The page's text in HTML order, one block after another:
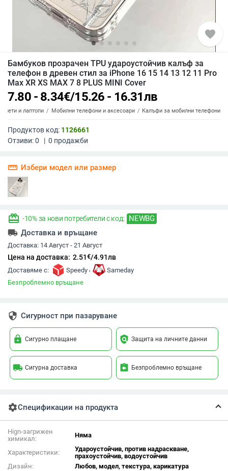
favorite
Бамбуков прозрачен TPU удароустойчив калъф за
телефон в древен стил за iPhone 16 15 14 13 12 11 Pro
Max XR XS MAX 7 8 PLUS MINI Cover
7.80 - 8.34€/15.26 - 16.31лв
и лаптопи Мобилни телефони и аксесоари Калъфи за мобилни телефони
Продуктов код: 1126661
Отзиви:0 | 0 продажби
straighten Избери модел или размер
redeem -10% за нови потребители с код: NEWBG
local_shipping Доставка и връщане
Доставка: 14 Август - 21 Август
Цена на доставка: 2.51€/4.91лв
Доставяме с: Speedy ,
Sameday
Безпроблемно връщане
security Сигурност при пазаруване
lock Сигурно плащане policy Защита на личните данни
local_shipping Сигурна доставка assignment_return Безпроблемно връщане
settingsСпецификации на продукта
Hign-загрижен
химикал:
Няма
Характеристики:
Удароустойчив, против надраскване,
прахоустойчив, водоустойчив
Дизайн:
Любов, модел, текстура, карикатура